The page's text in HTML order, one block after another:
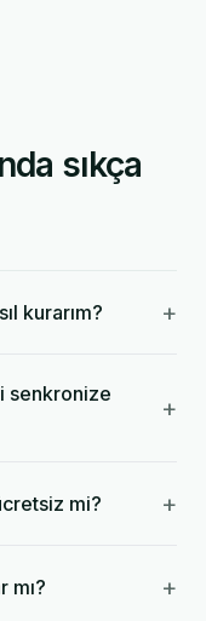
sıkça
kurarım? +
senkronize
+
mi? +
mı? +